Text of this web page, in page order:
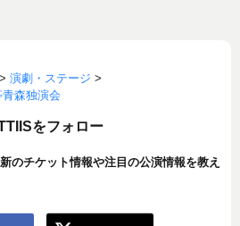
> 演劇・ステージ >
森独演会
をフォロー
のチケット情報や注目の公演情報を教え